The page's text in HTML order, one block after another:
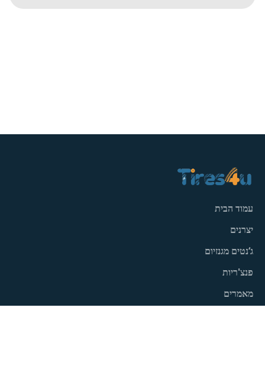
פנצ'ריות
מאמרים
עמוד הבית
יצרנים
ג‘נטים מגנזיום